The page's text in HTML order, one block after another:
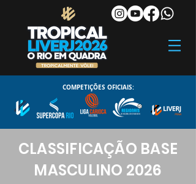
COMPETIÇÕES OFICIAIS:
CLASSIFICAÇÃO BASE
MASCULINO 2026